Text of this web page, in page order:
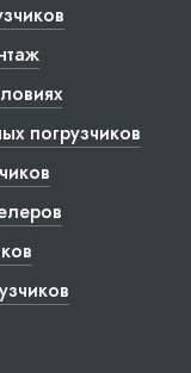
погрузчиков